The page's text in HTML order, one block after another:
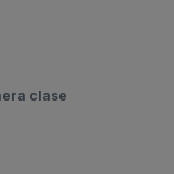
clase